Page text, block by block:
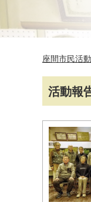
座間市民活
活動報